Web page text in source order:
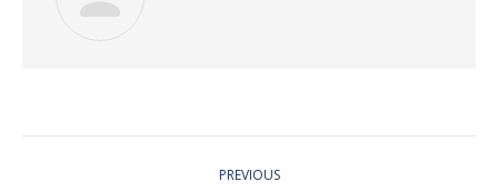
PREVIOUS